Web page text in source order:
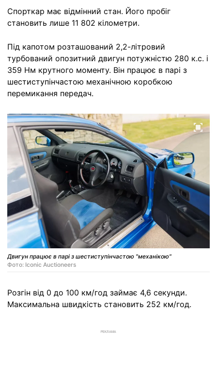
Спорткар має відмінний стан. Його пробіг
становить лише 11 802 кілометри.
Під капотом розташований 2,2-літровий
турбований опозитний двигун потужністю 280 к.с. і
359 Нм крутного моменту. Він працює в парі з
шестиступінчастою механічною коробкою
перемикання передач.
Двигун працює в парі з шестиступінчастою "механікою"
Фото: Iconic Auctioneers
Розгін від 0 до 100 км/год займає 4,6 секунди.
Максимальна швидкість становить 252 км/год.
РЕКЛАМА